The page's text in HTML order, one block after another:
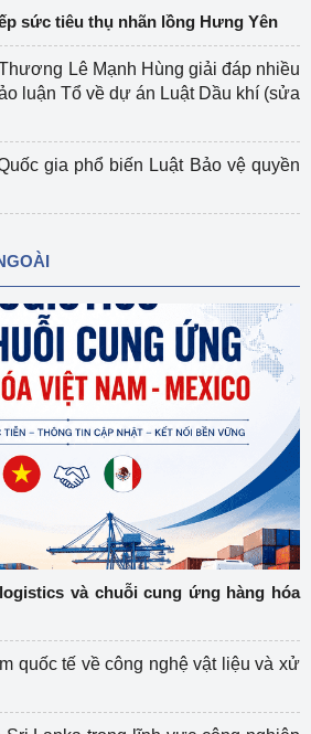
sức tiêu thụ nhãn lồng Hưng Yên
Lê Mạnh Hùng giải đáp nhiều
luận Tổ về dự án Luật Dầu khí (sửa
gia phổ biến Luật Bảo vệ quyền
và chuỗi cung ứng hàng hóa
quốc tế về công nghệ vật liệu và xử